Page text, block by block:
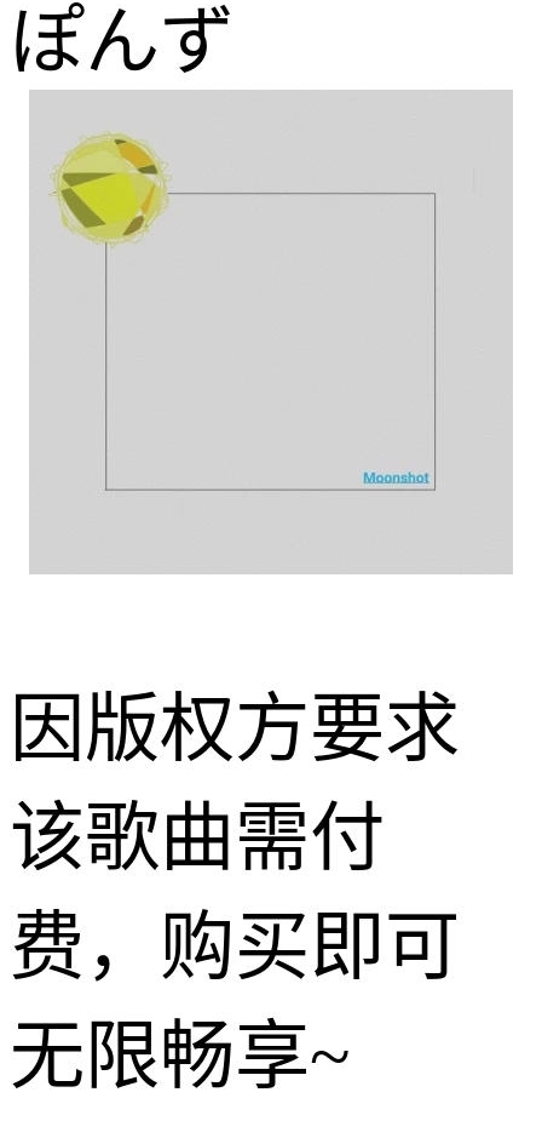
ぽんず
因版权方要求
该歌曲需付
费，购买即可
无限畅享~